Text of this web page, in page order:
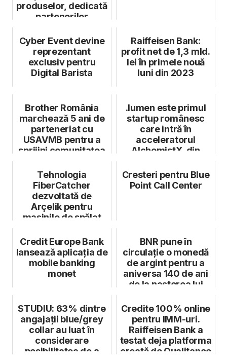
produselor, dedicată
partenerilor
Cyber Event devine
reprezentant
exclusiv pentru
Digital Barista
Raiffeisen Bank:
profit net de 1,3 mld.
lei în primele nouă
luni din 2023
Brother România
marchează 5 ani de
parteneriat cu
USAVMB pentru a
sprijini comunitatea
.lumen este primul
startup românesc
care intră în
acceleratorul
AlchemistX, din
CSW ...
Tehnologia
FiberCatcher
dezvoltată de
Arçelik pentru
mașinile de spălat
mai i...
Cresteri pentru Blue
Point Call Center
Credit Europe Bank
lansează aplicația de
mobile banking
monet
BNR pune în
circulație o monedă
de argint pentru a
aniversa 140 de ani
de la nașterea lui
STUDIU: 63% dintre
angajații blue/grey
collar au luat în
considerare
posibilitatea de a
Credite 100% online
pentru IMM-uri.
Raiffeisen Bank a
testat deja platforma
creată de Qualitance